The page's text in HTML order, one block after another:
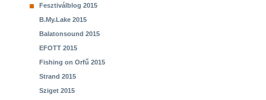
Fesztiválblog 2015
B.My.Lake 2015
Balatonsound 2015
EFOTT 2015
Fishing on Orfű 2015
Strand 2015
Sziget 2015